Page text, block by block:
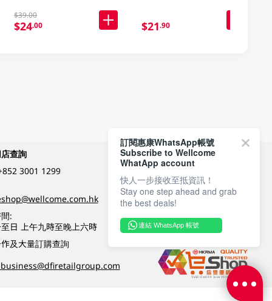
$39.00
$24.00 $21.90
查詢
3001 1299
:
日 上午九時至晚上六時
及大量訂購查詢
付款方式
關注我們
訂閱惠康WhatsApp帳號
Subscribe to Wellcome
WhatApp account
快人一步接收至抵資訊！
Stay one step ahead and grab
the best deals!
連結 WhatsApp 帳號